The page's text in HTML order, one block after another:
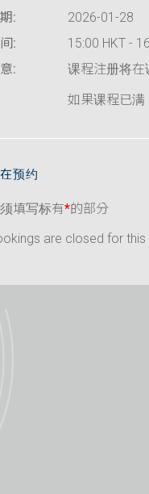
:
2026-01-28
:
15:00 HKT -
:
课程注册将在
如果课程已满
预约
填写标有*的部分
are closed for this